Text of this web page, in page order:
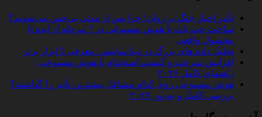
تأثیر اخبار جنگ بر روان؛ چرا پس از مدتی بی‌حس می‌شویم؟
ساخت چت‌ بات با هوش مصنوعی در 7 مرحله از ایده تا
محصول واقعی
تحلیل داده‌ های بزرگ در دیتا ساینس: معرفی 5 ابزار برتر
افزایش سرعت و کیفیت استخدام با هوش مصنوعی |
راهنمای کامل ۲۰۲۶
هوش مصنوعی روی کدام مشاغل بیشترین تأثیر را گذاشته؟
بررسی کامل و به‌روز ۲۰۲۶